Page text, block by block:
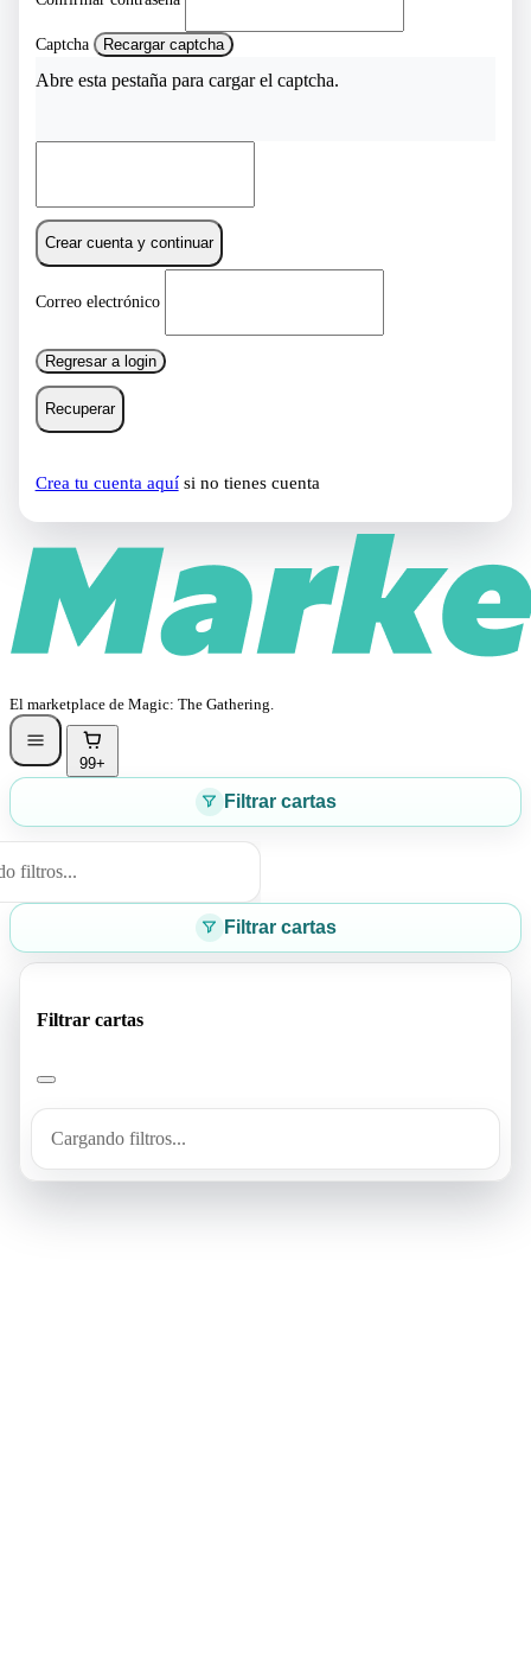
Captcha Recargar captcha
Abre esta pestaña para cargar el captcha.
Crear cuenta y continuar
Correo electrónico
Regresar a login
Recuperar
Crea tu cuenta aquísi no tienes cuenta
El marketplace de Magic: The Gathering.
99+
Filtrar cartas
filtros...
Filtrar cartas
Filtrar cartas
Cargando filtros...